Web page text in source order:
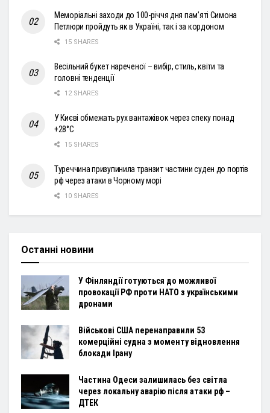
Меморіальні заходи до 100-річчя дня пам’яті Симона
Петлюри пройдуть як в Україні, так і за кордоном
15 SHARES
Весільний букет нареченої – вибір, стиль, квіти та
головні тенденції
12 SHARES
У Києві обмежать рух вантажівок через спеку понад
+28°С
15 SHARES
Туреччина призупинила транзит частини суден до портів
рф через атаки в Чорному морі
10 SHARES
Останні новини
У Фінляндії готуються до можливої
провокації РФ проти НАТО з українськими
дронами
Військові США перенаправили 53
комерційні судна з моменту відновлення
блокади Ірану
Частина Одеси залишилась без світла
через локальну аварію після атаки рф –
ДТЕК